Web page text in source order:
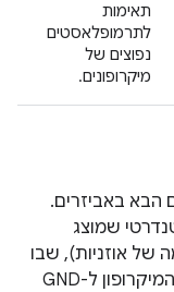
תאימות
לתרמופלאסטים
נפוצים של
מיקרופונים.
הבא באביזרים.
שמוצג
אוזניות), שבו
ההתנגדות הכוללת נמדדת מהמסוף של המיקרופון ל-GND